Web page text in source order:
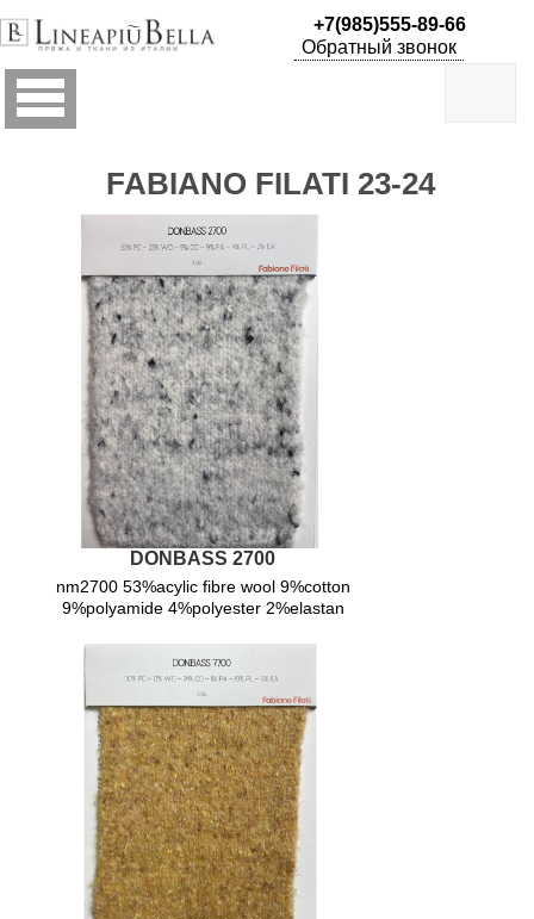
+7(985)555-89-66
Обратный звонок
-
- ПРЯЖА
НА
БОБИНАХ
- ПРЯЖА ДЛЯ
ПРОИЗВОДСТВ
-
lineapiu
25-26
Lineapiu
2025
Filclass
25-26
FILCLASS
linsieme
25-26
Linsieme
2025
Casa
del
FABIANO FILATI 23-24
DONBASS 2700
nm2700 53%acylic fibre wool 9%cotton
9%polyamide 4%polyester 2%elastan